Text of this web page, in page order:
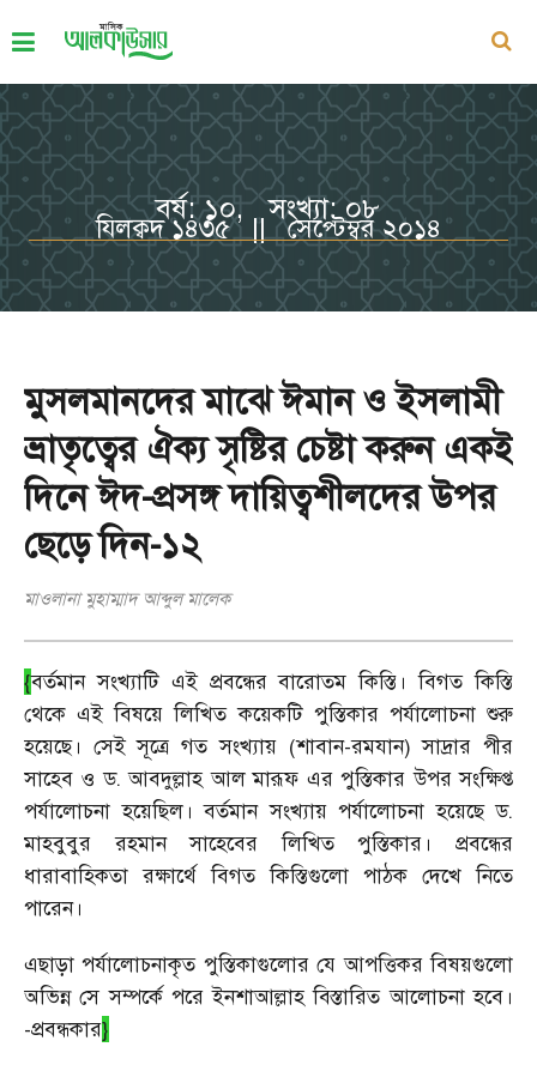
বর্ষ: ১০, সংখ্যা: ০৮
যিলক্বদ ১৪৩৫ || সেপ্টেম্বর ২০১৪
মুসলমানদের মাঝে ঈমান ও ইসলামী
ভ্রাতৃত্বের ঐক্য সৃষ্টির চেষ্টা করুন একই
দিনে ঈদ-প্রসঙ্গ দায়িত্বশীলদের উপর
ছেড়ে দিন-১২
মাওলানা মুহাম্মাদ আব্দুল মালেক
{বর্তমান সংখ্যাটি এই প্রবন্ধের বারোতম কিস্তি। বিগত কিস্তি
থেকে এই বিষয়ে লিখিত কয়েকটি পুস্তিকার পর্যালোচনা শুরু
হয়েছে। সেই সূত্রে গত সংখ্যায় (শাবান-রমযান) সাদ্রার পীর
সাহেব ও ড. আবদুল্লাহ আল মারূফ এর পুস্তিকার উপর সংক্ষিপ্ত
পর্যালোচনা হয়েছিল। বর্তমান সংখ্যায় পর্যালোচনা হয়েছে ড.
মাহবুবুর রহমান সাহেবের লিখিত পুস্তিকার। প্রবন্ধের
ধারাবাহিকতা রক্ষার্থে বিগত কিস্তিগুলো পাঠক দেখে নিতে
পারেন।
এছাড়া পর্যালোচনাকৃত পুস্তিকাগুলোর যে আপত্তিকর বিষয়গুলো
অভিন্ন সে সম্পর্কে পরে ইনশাআল্লাহ বিস্তারিত আলোচনা হবে।
-প্রবন্ধকার}